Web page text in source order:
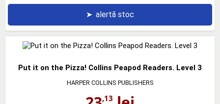
➤ alertă stoc
Put it on the Pizza! Collins Peapod Readers. Level 3
HARPER COLLINS PUBLISHERS
,13